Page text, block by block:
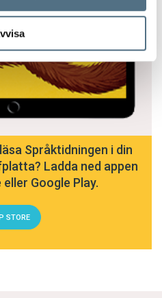
Språktidningen i din
Ladda ned appen
Google Play.
STORE